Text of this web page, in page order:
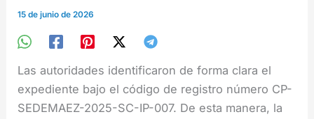
15 de junio de 2026
Las autoridades identificaron de forma clara el
expediente bajo el código de registro número CP-
SEDEMAEZ-2025-SC-IP-007. De esta manera, la